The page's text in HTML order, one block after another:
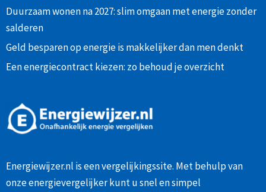
Duurzaam wonen na 2027: slim omgaan met energie zonder
salderen
Geld besparen op energie is makkelijker dan men denkt
Een energiecontract kiezen: zo behoud je overzicht
Energiewijzer.nl is een vergelijkingssite. Met behulp van
onzeenergievergelijkerkunt u snel en simpel